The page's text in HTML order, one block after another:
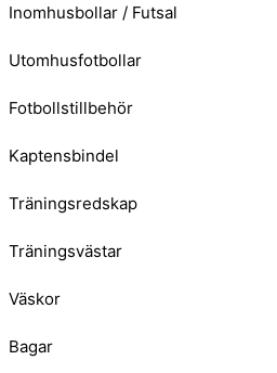
Inomhusbollar / Futsal
Utomhusfotbollar
Fotbollstillbehör
Kaptensbindel
Träningsredskap
Träningsvästar
Väskor
Bagar